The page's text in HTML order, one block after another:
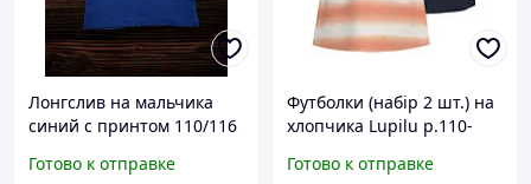
Лонгслив на мальчика
синий с принтом 110/116
Готово к отправке
Футболки (набір 2 шт.) на
хлопчика Lupilu р.110-
Готово к отправке